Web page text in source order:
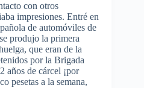
con otros
impresiones. Entré en
de automóviles de
produjo la primera
que eran de la
por la Brigada
años de cárcel ¡por
pesetas a la semana,